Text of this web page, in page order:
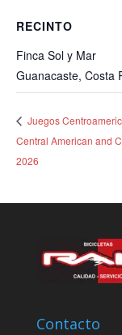
RECINTO
Finca Sol y Mar
Guanacaste, Costa
Juegos
Central American and
2026
Contacto